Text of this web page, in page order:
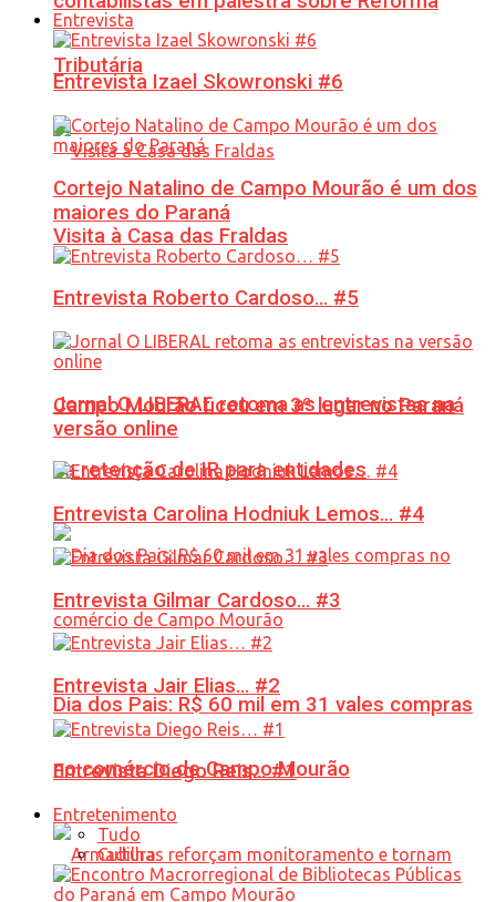
Tributária
Visita à Casa das Fraldas
Campo Mourão ficou em 3º lugar no Paraná
na retenção de IR para entidades
Dia dos Pais: R$ 60 mil em 31 vales compras
no comércio de Campo Mourão
Entrevista
Entrevista Izael Skowronski #6
Cortejo Natalino de Campo Mourão é um dos
maiores do Paraná
Entrevista Roberto Cardoso… #5
Jornal O LIBERAL retoma as entrevistas na
versão online
Entrevista Carolina Hodniuk Lemos… #4
Entrevista Gilmar Cardoso… #3
Entrevista Jair Elias… #2
Entrevista Diego Reis… #1
Entretenimento
Tudo
Cultura